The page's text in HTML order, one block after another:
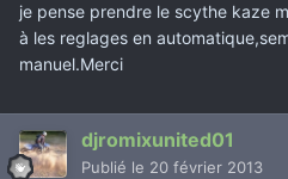
je pense prendre le scythe kaze
à les reglages en
manuel.Merci
djromixunited01
Publié le 20 février 2013